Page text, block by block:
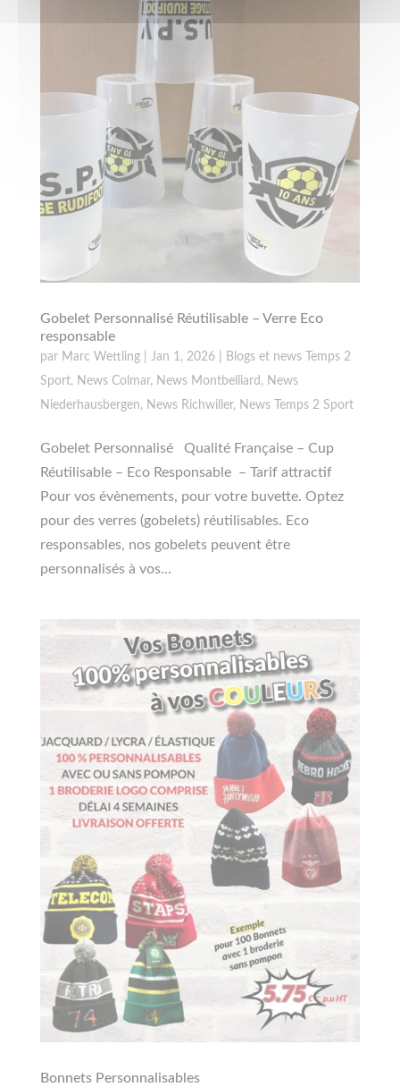
Gobelet Personnalisé Réutilisable – Verre Eco
responsable
par Marc Wettling| Jan 1, 2026|
Blogs et news Temps 2
Sport, News Colmar, News Montbelliard , News
Niederhausbergen, News Richwiller, News Temps 2 Sport
Gobelet Personnalisé Qualité Française – Cup
Réutilisable – Eco Responsable – Tarif attractif
Pour vos évènements, pour votre buvette. Optez
pour des verres (gobelets) réutilisables. Eco
responsables, nos gobelets peuvent être
personnalisés à vos...
Bonnets Personnalisables